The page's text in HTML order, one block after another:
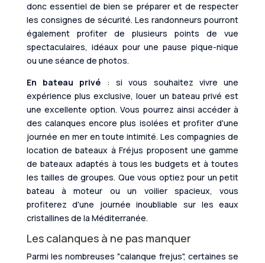
donc essentiel de bien se préparer et de respecter
les consignes de sécurité. Les randonneurs pourront
également profiter de plusieurs points de vue
spectaculaires, idéaux pour une pause pique-nique
ou une séance de photos.
En bateau privé : si vous souhaitez vivre une
expérience plus exclusive, louer un bateau privé est
une excellente option. Vous pourrez ainsi accéder à
des calanques encore plus isolées et profiter d'une
journée en mer en toute intimité. Les compagnies de
location de bateaux à Fréjus proposent une gamme
de bateaux adaptés à tous les budgets et à toutes
les tailles de groupes. Que vous optiez pour un petit
bateau à moteur ou un voilier spacieux, vous
profiterez d'une journée inoubliable sur les eaux
cristallines de la Méditerranée.
Les calanques à ne pas manquer
Parmi les nombreuses "calanque frejus", certaines se